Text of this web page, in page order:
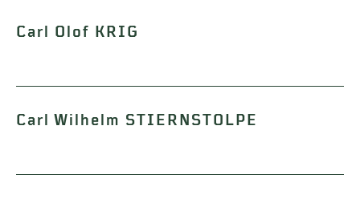
Carl Olof KRIG
Carl Wilhelm STIERNSTOLPE